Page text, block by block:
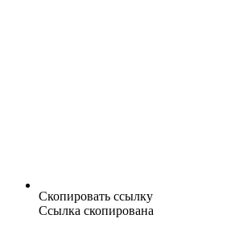
Скопировать ссылку
Ссылка скопирована